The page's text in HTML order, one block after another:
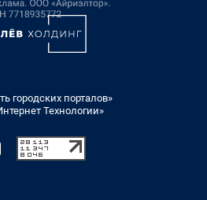
городских порталов»
Технологии»